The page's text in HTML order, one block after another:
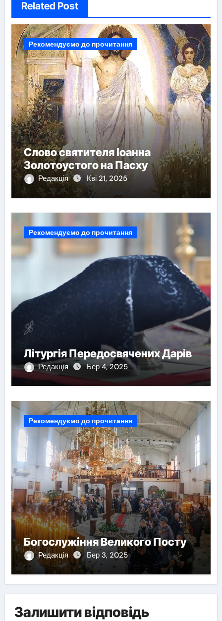
Related Post
Рекомендуємо до прочитання
Слово святителя Іоанна
Золотоустого на Пасху
Редакція Кві 21, 2025
Рекомендуємо до прочитання
Літургія Передосвячених Дарів
Редакція Бер 4, 2025
Рекомендуємо до прочитання
Богослужіння Великого Посту
Редакція Бер 3, 2025
Залишити відповідь